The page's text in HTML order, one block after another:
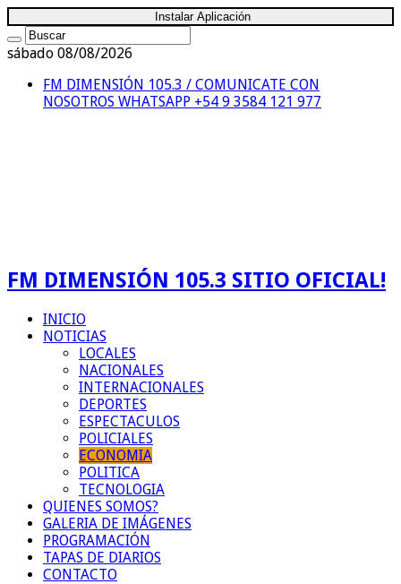
Instalar Aplicación
sábado 08/08/2026
FM DIMENSIÓN 105.3 / COMUNICATE CON
NOSOTROS WHATSAPP +54 9 3584 121 977
FM DIMENSIÓN 105.3 SITIO OFICIAL!
INICIO
NOTICIAS
LOCALES
NACIONALES
INTERNACIONALES
DEPORTES
ESPECTACULOS
POLICIALES
ECONOMIA
POLITICA
TECNOLOGIA
QUIENES SOMOS?
GALERIA DE IMÁGENES
PROGRAMACIÓN
TAPAS DE DIARIOS
CONTACTO